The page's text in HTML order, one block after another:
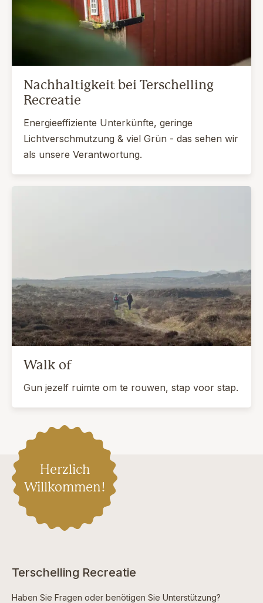
Nachhaltigkeit bei Terschelling
Recreatie
Energieeffiziente Unterkünfte, geringe
Lichtverschmutzung & viel Grün - das sehen wir
als unsere Verantwortung.
Walk of
Gun jezelf ruimte om te rouwen, stap voor stap.
Herzlich
Willkommen!
Terschelling Recreatie
Haben Sie Fragen oder benötigen Sie Unterstützung?